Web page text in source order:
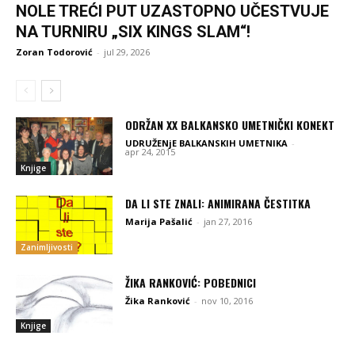
NOLE TREĆI PUT UZASTOPNO UČESTVUJE
NA TURNIRU „SIX KINGS SLAM“!
Zoran Todorović - jul 29, 2026
Knjige
ODRŽAN XX BALKANSKO UMETNIČKI KONEKT
UDRUŽENjE BALKANSKIH UMETNIKA -
apr 24, 2015
Zanimljivosti
DA LI STE ZNALI: ANIMIRANA ČESTITKA
Marija Pašalić - jan 27, 2016
Knjige
ŽIKA RANKOVIĆ: POBEDNICI
Žika Ranković - nov 10, 2016